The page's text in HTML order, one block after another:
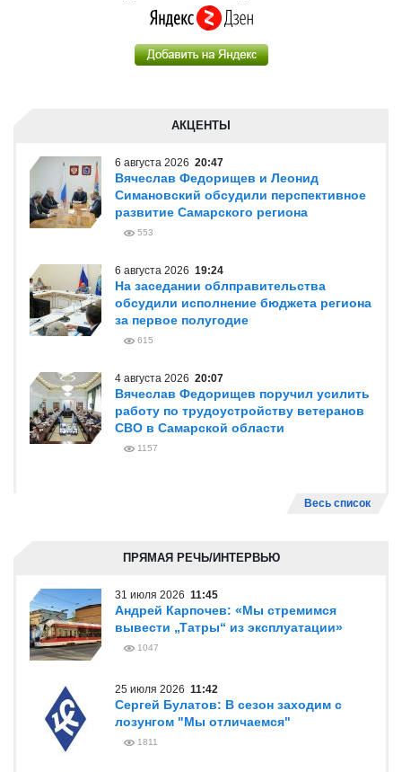
АКЦЕНТЫ
6 августа 2026 20:47
Вячеслав Федорищев и Леонид
Симановский обсудили перспективное
развитие Самарского региона
553
6 августа 2026 19:24
На заседании облправительства
обсудили исполнение бюджета региона
за первое полугодие
615
4 августа 2026 20:07
Вячеслав Федорищев поручил усилить
работу по трудоустройству ветеранов
СВО в Самарской области
1157
Весь список
ПРЯМАЯ РЕЧЬ/ИНТЕРВЬЮ
31 июля 2026 11:45
Андрей Карпочев: «Мы стремимся
вывести „Татры“ из эксплуатации»
1047
25 июля 2026 11:42
Сергей Булатов: В сезон заходим с
лозунгом "Мы отличаемся"
1811